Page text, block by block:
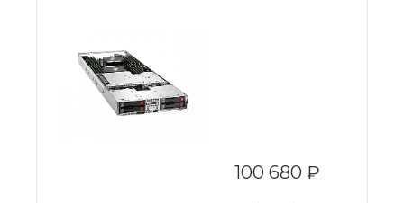
100 680 ₽